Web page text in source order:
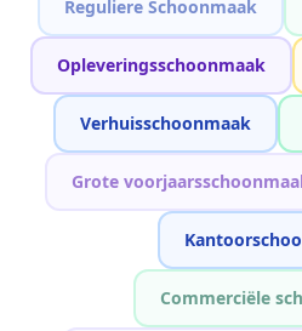
Reguliere Schoonmaak
Opleveringsschoonmaak
Verhuisschoonmaak
Grote
Commerciële